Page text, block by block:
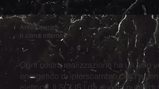
Ante Operam
Il clima interno
Ogni nostra realizzazione ha un solo
energetico di interscambio con